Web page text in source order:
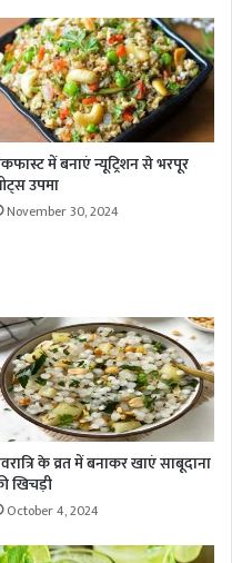
में बनाएं न्यूट्रिशन से भरपूर
उपमा
November 30, 2024
के व्रत में बनाकर खाएं साबूदाना
खिचड़ी
October 4, 2024